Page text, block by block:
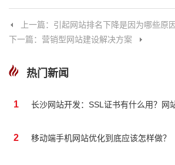
上一篇：引起网站排名下降是因为哪些原因
下一篇：营销型网站建设解决方案
热门新闻
1 长沙网站开发：SSL证书有什么用？网
2 移动端手机网站优化到底应该怎样做？